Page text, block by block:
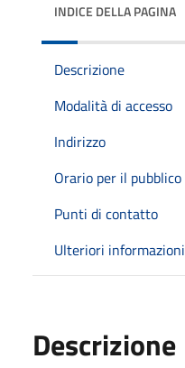
INDICE DELLA PAGINA
Descrizione
Modalità di accesso
Indirizzo
Orario per il pubblico
Punti di contatto
Ulteriori informazioni
Descrizione